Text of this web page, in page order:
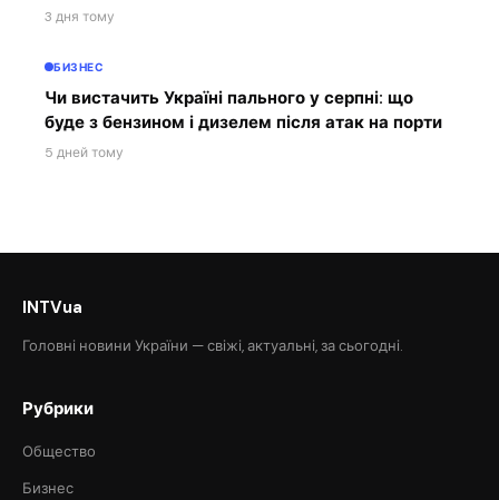
3 дня тому
БИЗНЕС
Чи вистачить Україні пального у серпні: що
буде з бензином і дизелем після атак на порти
5 дней тому
INTVua
Головні новини України — свіжі, актуальні, за сьогодні.
Рубрики
Общество
Бизнес